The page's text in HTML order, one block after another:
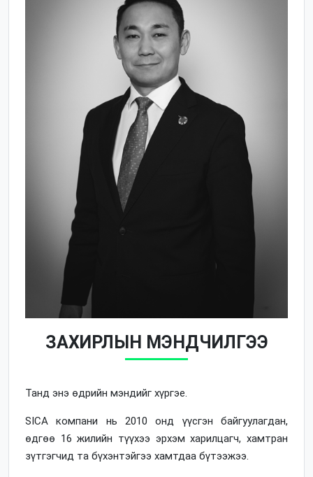
ЗАХИРЛЫН МЭНДЧИЛГЭЭ
Танд энэ өдрийн мэндийг хүргэе.
SICA компани нь 2010 онд үүсгэн байгуулагдан,
өдгөө 16 жилийн түүхээ эрхэм харилцагч, хамтран
зүтгэгчид та бүхэнтэйгээ хамтдаа бүтээжээ.